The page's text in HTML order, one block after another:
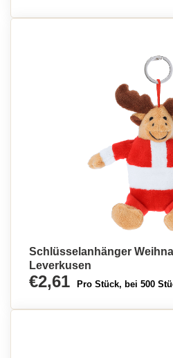
Schlüsselanhänger
Leverkusen
€2,61 Pro Stück, bei 500